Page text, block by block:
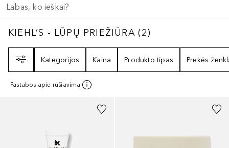
KIEHL’S - LŪPŲ PRIEŽIŪRA2
KIEHL’S - LŪPŲ PRIEŽIŪRA (2)
Kategorijos
Kaina Produkto tipas Prekės
Pastabos apie rūšiavimą